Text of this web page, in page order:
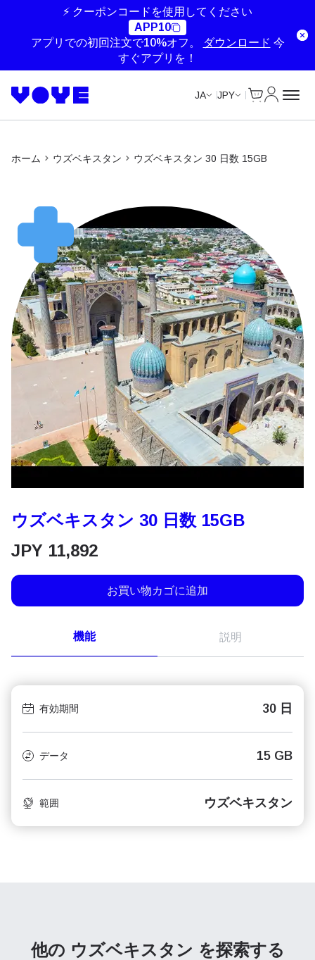
⚡ クーポンコードを使用してください
APP10
アプリでの初回注文で10%オフ。
ダウンロード 今
すぐアプリを！
JA JPY
ホーム ウズベキスタン ウズベキスタン 30 日数 15GB
ウズベキスタン 30 日数 15GB
JPY 11,892
お買い物カゴに追加
機能 説明
有効期間 30 日
データ 15 GB
範囲 ウズベキスタン
他の ウズベキスタン を探索する